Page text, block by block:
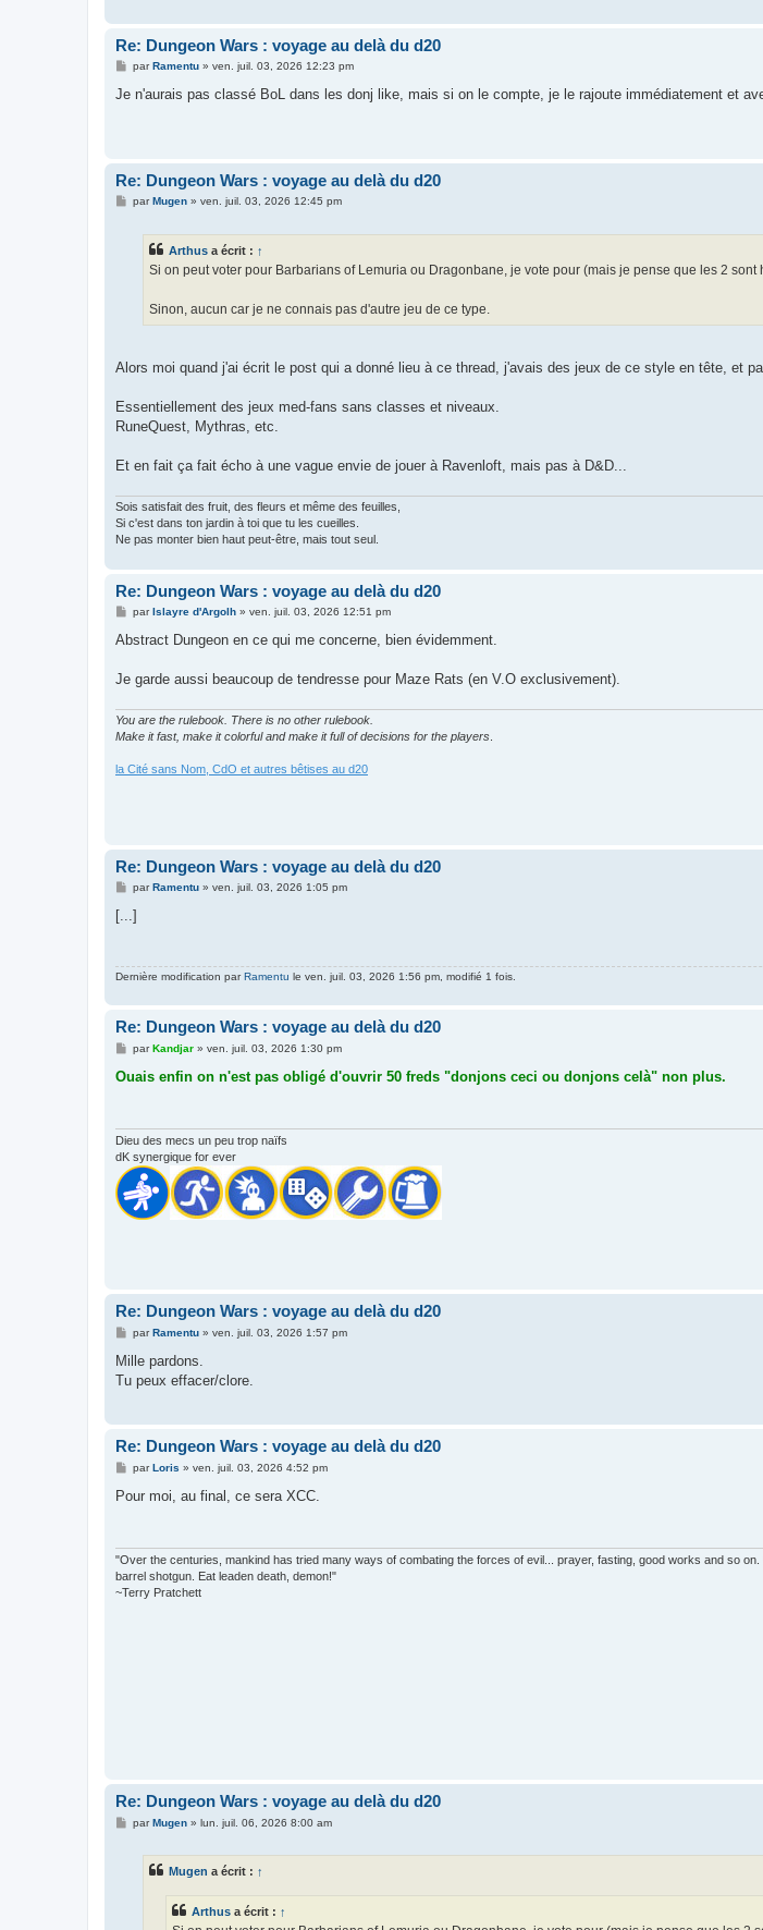
Re: Dungeon Wars : voyage au delà du d20
M
s
par Ramentu» ven. juil. 03, 2026 12:23 pm
Je n'aurais pas classé BoL dans les donj like, mais si on le compte, je le rajoute immédiatement et
Re: Dungeon Wars : voyage au delà du d20
Mpar Mugen» ven. juil. 03, 2026 12:45 pm
Arthus a écrit : ↑
Si on peut voter pour Barbarians of Lemuria ou Dragonbane, je vote pour (mais je pense que les 2 sont
Sinon, aucun car je ne connais pas d'autre jeu de ce type.
Alors moi quand j'ai écrit le post qui a donné lieu à ce thread, j'avais des jeux de ce style en tête, et
Essentiellement des jeux med-fans sans classes et niveaux.
RuneQuest, Mythras, etc.
Et en fait ça fait écho à une vague envie de jouer à Ravenloft, mais pas à D&D...
Sois satisfait des fruit, des fleurs et même des feuilles,
Si c'est dans ton jardin à toi que tu les cueilles.
Ne pas monter bien haut peut-être, mais tout seul.
Re: Dungeon Wars : voyage au delà du d20
M
s
g
parIslayre d'Argolh» ven. juil. 03, 2026 12:51 pm
Abstract Dungeon en ce qui me concerne, bien évidemment.
Je garde aussi beaucoup de tendresse pour Maze Rats (en V.O exclusivement).
You are the rulebook. There is no other rulebook.
Make it fast, make it colorful and make it full of decisions for the players
la Cité sans Nom, CdO et autres bêtises au d20
Re: Dungeon Wars : voyage au delà du d20
M
s
s
e
parRamentu» ven. juil. 03, 2026 1:05 pm
[...]
Dernière modification parRamentu le ven. juil. 03, 2026 1:56 pm, modifié 1 fois.
Re: Dungeon Wars : voyage au delà du d20
M
s
parKandjar» ven. juil. 03, 2026 1:30 pm
Ouais enfin on n'est pas obligé d'ouvrir 50 freds "donjons ceci ou donjons celà" non plus.
Dieu des mecs un peu trop naïfs
dK synergique for ever
Re: Dungeon Wars : voyage au delà du d20
M
s
a
parRamentu» ven. juil. 03, 2026 1:57 pm
Mille pardons.
Tu peux effacer/clore.
Re: Dungeon Wars : voyage au delà du d20
M
s
parLoris » ven. juil. 03, 2026 4:52 pm
Pour moi, au final, ce sera XCC.
"Over the centuries, mankind has tried many ways of combating the forces of evil... prayer, fasting, good works and so
barrel shotgun. Eat leaden death, demon!"
~Terry Pratchett
Re: Dungeon Wars : voyage au delà du d20
MparMugen» lun. juil. 06, 2026 8:00 am
Mugen a écrit : ↑
Arthus a écrit : ↑